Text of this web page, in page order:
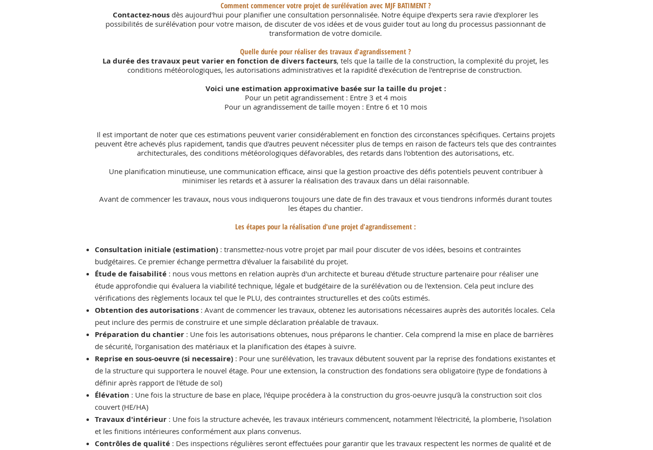
Comment commencer votre projet de surélévation avec MJF BATIMENT?
Contactez-nous dès aujourd'hui pour planifier une consultation personnalisée. Notre équipe d'experts sera ravie d'explorer les
possibilités de surélévation pour votre maison, de discuter de vos idées et de vous guider tout au long du processus passionnant de
transformation de votre domicile.
Quelle durée pour réaliser des travaux d'agrandissement ?
La durée des travaux peut varier en fonction de divers facteurs, tels que la taille de la construction, la complexité du projet, les
conditions météorologiques, les autorisations administratives et la rapidité d'exécution de l'entreprise de construction.
Voici une estimation approximative basée sur la taille du projet :
Pour un petit agrandissement : Entre 3 et 4 mois
Pour un agrandissement de taille moyen : Entre 6 et 10 mois
Il est important de noter que ces estimations peuvent varier considérablement en fonction des circonstances spécifiques. Certains projets
peuvent être achevés plus rapidement, tandis que d'autres peuvent nécessiter plus de temps en raison de facteurs tels que des contraintes
architecturales, des conditions météorologiques défavorables, des retards dans l'obtention des autorisations, etc.
Une planification minutieuse, une communication efficace, ainsi que la gestion proactive des défis potentiels peuvent contribuer à
minimiser les retards et à assurer la réalisation des travaux dans un délai raisonnable.
Avant de commencer les travaux, nous vous indiquerons toujours une date de fin des travaux et vous tiendrons informés durant toutes
les étapes du chantier.
Les étapes pour la réalisation d'une projet d'agrandissement :
Consultation initiale (estimation) : transmettez-nous votre projet par mail pour discuter de vos idées, besoins et contraintes
budgétaires. Ce premier échange permettra d'évaluer la faisabilité du projet.
Étude de faisabilité : nous vous mettons en relation auprès d'un architecte et bureau d'étude structure partenaire pour réaliser une
étude approfondie qui évaluera la viabilité technique, légale et budgétaire de la surélévation ou de l'extension. Cela peut inclure des
vérifications des règlements locaux tel que le PLU, des contraintes structurelles et des coûts estimés.
Obtention des autorisations : Avant de commencer les travaux, obtenez les autorisations nécessaires auprès des autorités locales. Cela
peut inclure des permis de construire et une simple déclaration préalable de travaux.
Préparation du chantier : Une fois les autorisations obtenues, nous préparons le chantier. Cela comprend la mise en place de barrières
de sécurité, l'organisation des matériaux et la planification des étapes à suivre.
Reprise en sous-oeuvre (si necessaire) : Pour une surélévation, les travaux débutent souvent par la reprise des fondations existantes et
de la structure qui supportera le nouvel étage. Pour une extension, la construction des fondations sera obligatoire (type de fondations à
définir après rapport de l'étude de sol)
Élévation : Une fois la structure de base en place, l'équipe procédera à la construction du gros-oeuvre jusqu'à la construction soit clos
couvert (HE/HA)
Travaux d'intérieur : Une fois la structure achevée, les travaux intérieurs commencent, notamment l'électricité, la plomberie, l'isolation
et les finitions intérieures conformément aux plans convenus.
Contrôles de qualité : Des inspections régulières seront effectuées pour garantir que les travaux respectent les normes de qualité et de